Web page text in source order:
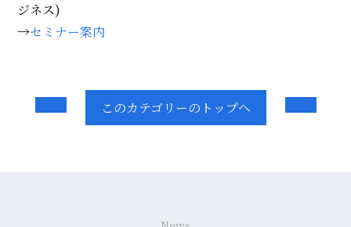
ジネス)
→セミナー案内
このカテゴリーのトップへ